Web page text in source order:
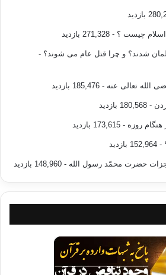
اسلام چیست ؟ - 271,328 بازدید
شدند؟ و چرا قتل عام می شوند؟ -
الله تعالی عنه - 185,476 بازدید
- 180,568 بازدید
روزه - 173,615 بازدید
- 152,964 بازدید
حضرت محمّد رسول الله - 148,960 بازدید